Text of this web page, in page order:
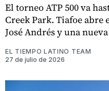
El torneo ATP 500 va
Creek Park. Tiafoe abre
José Andrés y una
EL TIEMPO LATINO TEAM
27 de julio de 2026